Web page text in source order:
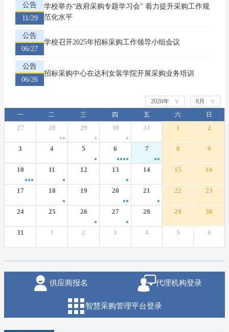
公告
11/29
学校举办“政府采购专题学习会” 着力提升采购工作规
范化水平
公告
06/27
学校召开2025年招标采购工作领导小组会议
公告
06/26
招标采购中心在达利女装学院开展采购业务培训
2026年 ∨ 8月 ∨
一 二 三 四 五 六 日
27 28 29 30 31 1 2
3 4 5 6 7 8 9
10 11 12 13 14 15 16
17 18 19 20 21 22 23
24 25 26 27 28 29 30
31 1 2 3 4 5 6
供应商报名 代理机构登录
智慧采购管理平台登录